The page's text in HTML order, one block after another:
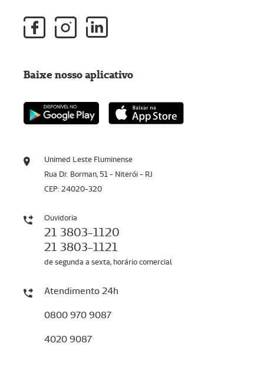
Unimed Leste Fluminense
Rua Dr. Borman, 51 - Niterói - RJ
CEP: 24020-320
Ouvidoria
21 3803-1120
21 3803-1121
de segunda a sexta, horário comercial
Atendimento 24h
0800 970 9087
4020 9087
Baixe nosso aplicativo